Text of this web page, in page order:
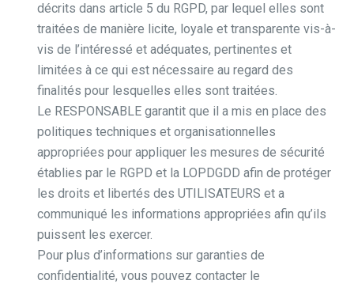
décrits dans article 5 du RGPD, par lequel elles sont
traitées de manière licite, loyale et transparente vis-à-
vis de l’intéressé et adéquates, pertinentes et
limitées à ce qui est nécessaire au regard des
finalités pour lesquelles elles sont traitées.
Le RESPONSABLE garantit que il a mis en place des
politiques techniques et organisationnelles
appropriées pour appliquer les mesures de sécurité
établies par le RGPD et la LOPDGDD afin de protéger
les droits et libertés des UTILISATEURS et a
communiqué les informations appropriées afin qu’ils
puissent les exercer.
Pour plus d’informations sur garanties de
confidentialité, vous pouvez contacter le